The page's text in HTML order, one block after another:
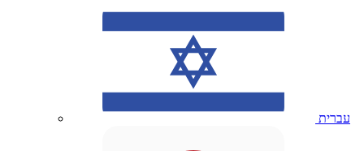
עברית